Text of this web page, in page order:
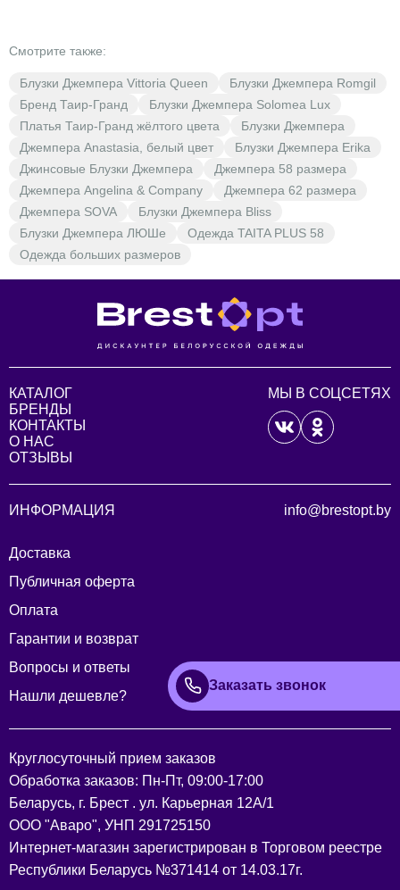
Смотрите также:
Блузки Джемпера Vittoria Queen
Блузки Джемпера Romgil
Бренд Таир-Гранд
Блузки Джемпера Solomea Lux
Платья Таир-Гранд жёлтого цвета
Блузки Джемпера
Джемпера Anastasia, белый цвет
Блузки Джемпера Erika
Джинсовые Блузки Джемпера
Джемпера 58 размера
Джемпера Angelina & Company
Джемпера 62 размера
Джемпера SOVA
Блузки Джемпера Bliss
Блузки Джемпера ЛЮШе
Одежда TAITA PLUS 58
Одежда больших размеров
КАТАЛОГ
БРЕНДЫ
КОНТАКТЫ
О НАС
ОТЗЫВЫ
МЫ В СОЦСЕТЯХ
ИНФОРМАЦИЯ
Доставка
Публичная оферта
Оплата
Гарантии и возврат
Вопросы и ответы
Нашли дешевле?
info@brestopt.by
Заказать звонок
Круглосуточный прием заказов
Обработка заказов: Пн-Пт, 09:00-17:00
Беларусь, г. Брест . ул. Карьерная 12А/1
ООО "Аваро", УНП 291725150
Интернет-магазин зарегистрирован в Торговом реестре
Республики Беларусь №371414 от 14.03.17г.